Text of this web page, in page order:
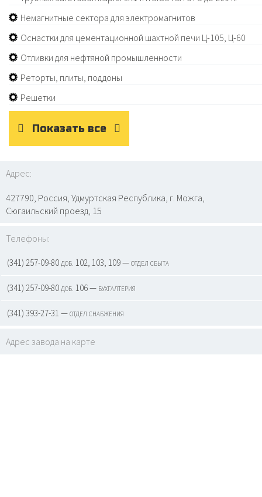
Немагнитные сектора для электромагнитов
Оснастки для цементационной шахтной печи Ц-105, Ц-60
Отливки для нефтяной промышленности
Реторты, плиты, поддоны
Решетки
Показать все
Адрес:
427790, Россия, Удмуртская Республика, г. Можга,
Сюгаильский проезд, 15
Телефоны:
(341) 257-09-80 доб. 102, 103, 109 — отдел сбыта
(341) 257-09-80 доб. 106 — бухгалтерия
(341) 393-27-31 — отдел снабжения
Адрес завода на карте